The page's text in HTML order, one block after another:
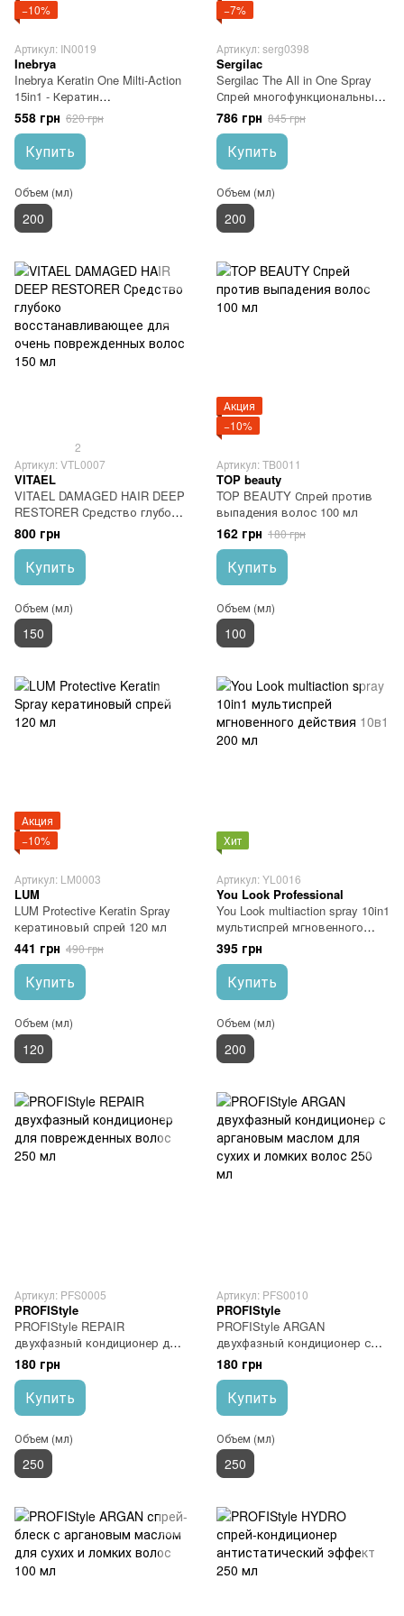
−10%
Артикул: IN0019
Inebrya
Inebrya Keratin One Milti-Action
15in1 - Кератин
мультиактивный 15в1, 200 мл
558 грн 620 грн
Купить
Объем (мл)
200
−7%
Артикул: serg0398
Sergilac
Sergilac The All in One Spray
Спрей многофункциональный
200 мл
786 грн 845 грн
Купить
Объем (мл)
200
2
Артикул: VTL0007
VITAEL
VITAEL DAMAGED HAIR DEEP
RESTORER Средство глубоко
восстанавливающее для
очень поврежденных волос
150 мл
800 грн
Купить
Объем (мл)
150
Акция
−10%
Артикул: TB0011
TOP beauty
TOP BEAUTY Спрей против
выпадения волос 100 мл
162 грн 180 грн
Купить
Объем (мл)
100
Акция
−10%
Артикул: LM0003
LUM
LUM Protective Keratin Spray
кератиновый спрей 120 мл
441 грн 490 грн
Купить
Объем (мл)
120
Хит
Артикул: YL0016
You Look Professional
You Look multiaction spray 10in1
мультиспрей мгновенного
действия 10в1 200 мл
395 грн
Купить
Объем (мл)
200
Артикул: PFS0005
PROFIStyle
PROFIStyle REPAIR
двухфазный кондиционер для
поврежденных волос 250 мл
180 грн
Купить
Объем (мл)
250
Артикул: PFS0010
PROFIStyle
PROFIStyle ARGAN
двухфазный кондиционер с
аргановым маслом для сухих
и ломких волос 250 мл
180 грн
Купить
Объем (мл)
250